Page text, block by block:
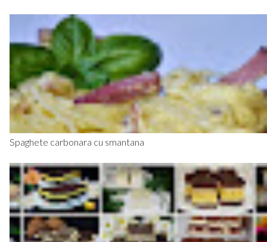
Spaghete carbonara cu smantana